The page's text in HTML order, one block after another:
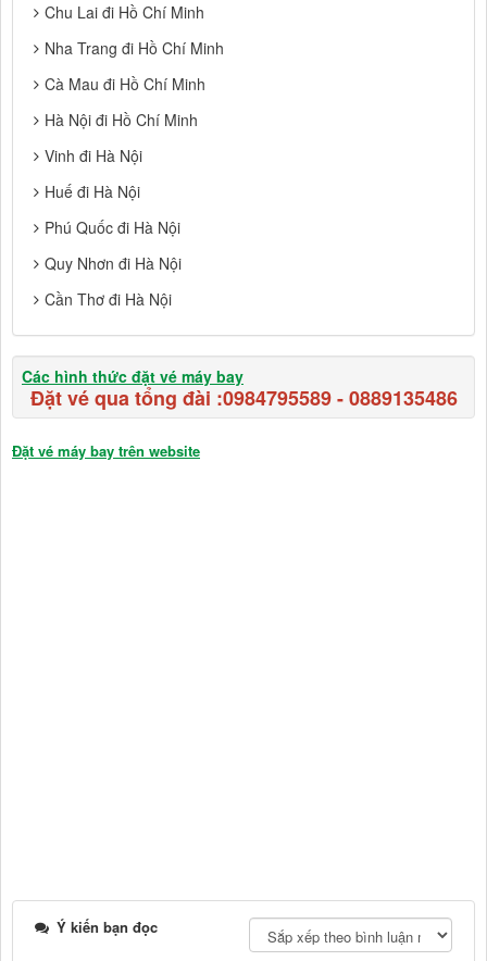
Chu Lai đi Hồ Chí Minh
Nha Trang đi Hồ Chí Minh
Cà Mau đi Hồ Chí Minh
Hà Nội đi Hồ Chí Minh
Vinh đi Hà Nội
Huế đi Hà Nội
Phú Quốc đi Hà Nội
Quy Nhơn đi Hà Nội
Cần Thơ đi Hà Nội
Các hình thức đặt vé máy bay
Đặt vé qua tổng đài :0984795589-0889135486
Đặt vé máy bay trên website
Ý kiến bạn đọc